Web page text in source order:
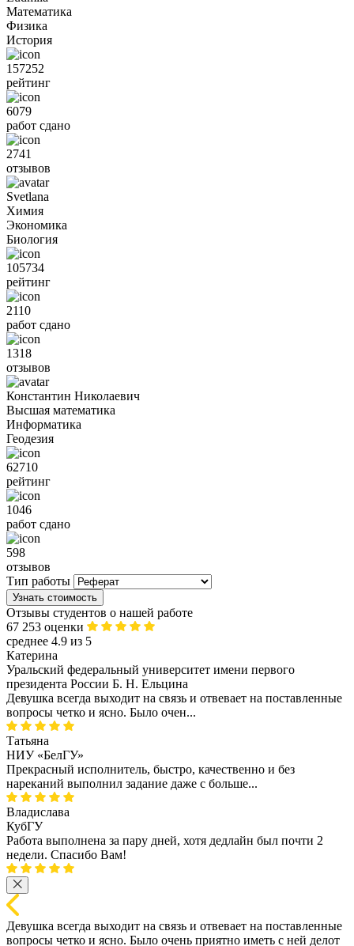
Математика
Физика
История
157252
рейтинг
6079
работ сдано
2741
отзывов
Svetlana
Химия
Экономика
Биология
105734
рейтинг
2110
работ сдано
1318
отзывов
Константин Николаевич
Высшая математика
Информатика
Геодезия
62710
рейтинг
1046
работ сдано
598
отзывов
Тип работы
Узнать стоимость
Отзывы студентов о нашей работе
67 253 оценки
среднее 4.9 из 5
Катерина
Уральский федеральный университет имени первого
президента России Б. Н. Ельцина
Девушка всегда выходит на связь и отвевает на поставленные
вопросы четко и ясно. Было очен...
Татьяна
НИУ «БелГУ»
Прекрасный исполнитель, быстро, качественно и без
нареканий выполнил задание даже с больше...
Владислава
КубГУ
Работа выполнена за пару дней, хотя дедлайн был почти 2
недели. Спасибо Вам!
Девушка всегда выходит на связь и отвевает на поставленные
вопросы четко и ясно. Было очень приятно иметь с ней делот